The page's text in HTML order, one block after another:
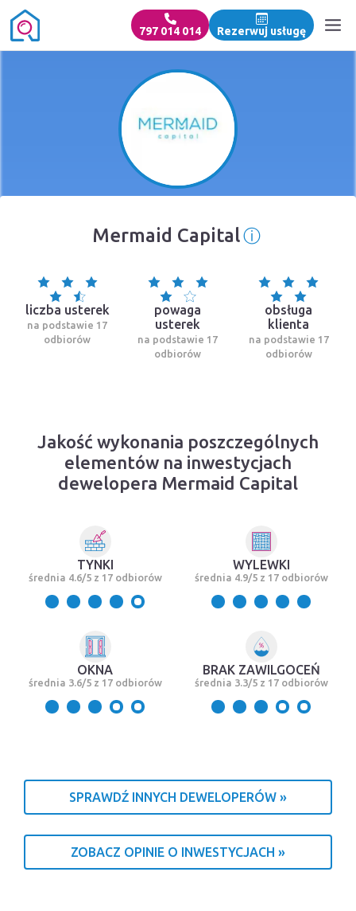
797 014 014 Rezerwuj usługę
Mermaid CapitalⓘInformacja
liczba usterek
na podstawie 17
odbiorów
powaga
usterek
na podstawie 17
odbiorów
obsługa
klienta
na podstawie 17
odbiorów
Jakość wykonania poszczególnych
elementów na inwestycjach
dewelopera Mermaid Capital
TYNKI
średnia 4.6/5 z 17 odbiorów
WYLEWKI
średnia 4.9/5 z 17 odbiorów
OKNA
średnia 3.6/5 z 17 odbiorów
BRAK ZAWILGOCEŃ
średnia 3.3/5 z 17 odbiorów
SPRAWDŹ INNYCH DEWELOPERÓW »
ZOBACZ OPINIE O INWESTYCJACH »